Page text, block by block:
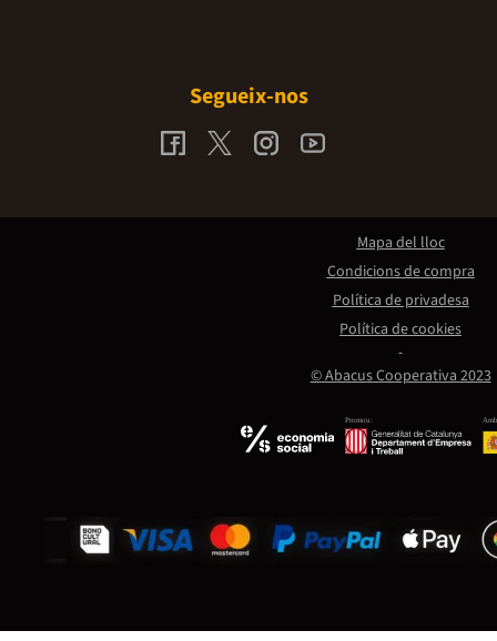
Segueix-nos
Promou:
© Abacus Cooperativa 2023
Mapa del lloc
Condicions de compra
Política de privadesa
Política de cookies